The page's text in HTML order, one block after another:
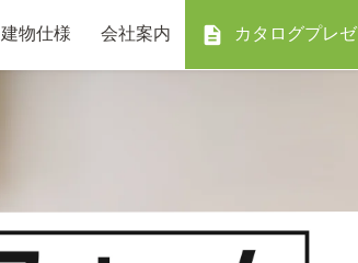
建物仕様 会社案内 カタログプレ